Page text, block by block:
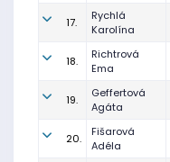
17.
Rychlá
Karolína
18.
Richtrová
Ema
19.
Geffertová
Agáta
20.
Fišarová
Adéla